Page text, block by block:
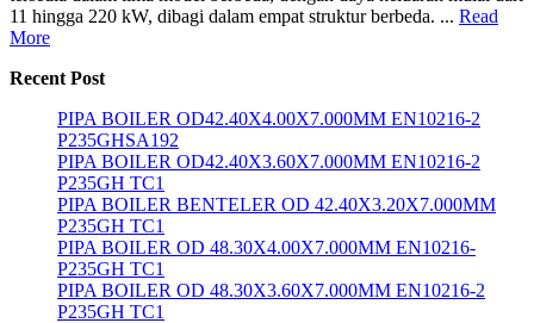
11 hingga 220 kW, dibagi dalam empat struktur berbeda. ... Read
More
Recent Post
PIPA BOILER OD42.40X4.00X7.000MM EN10216-2
P235GHSA192
PIPA BOILER OD42.40X3.60X7.000MM EN10216-2
P235GH TC1
PIPA BOILER BENTELER OD 42.40X3.20X7.000MM
P235GH TC1
PIPA BOILER OD 48.30X4.00X7.000MM EN10216-
P235GH TC1
PIPA BOILER OD 48.30X3.60X7.000MM EN10216-2
P235GH TC1